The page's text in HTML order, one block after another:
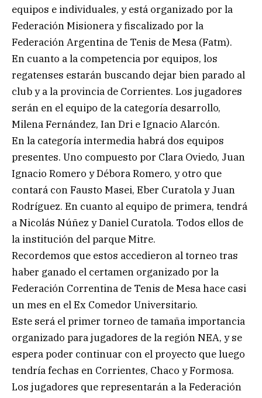
equipos e individuales, y está organizado por la
Federación Misionera y fiscalizado por la
Federación Argentina de Tenis de Mesa (Fatm).
En cuanto a la competencia por equipos, los
regatenses estarán buscando dejar bien parado al
club y a la provincia de Corrientes. Los jugadores
serán en el equipo de la categoría desarrollo,
Milena Fernández, Ian Dri e Ignacio Alarcón.
En la categoría intermedia habrá dos equipos
presentes. Uno compuesto por Clara Oviedo, Juan
Ignacio Romero y Débora Romero, y otro que
contará con Fausto Masei, Eber Curatola y Juan
Rodríguez. En cuanto al equipo de primera, tendrá
a Nicolás Núñez y Daniel Curatola. Todos ellos de
la institución del parque Mitre.
Recordemos que estos accedieron al torneo tras
haber ganado el certamen organizado por la
Federación Correntina de Tenis de Mesa hace casi
un mes en el Ex Comedor Universitario.
Este será el primer torneo de tamaña importancia
organizado para jugadores de la región NEA, y se
espera poder continuar con el proyecto que luego
tendría fechas en Corrientes, Chaco y Formosa.
Los jugadores que representarán a la Federación